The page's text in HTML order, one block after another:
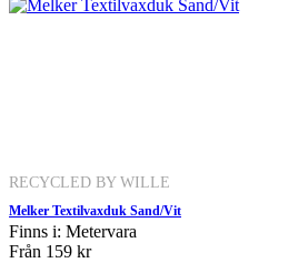
RECYCLED BY WILLE
Melker Textilvaxduk Sand/Vit
Finns i: Metervara
Från 159 kr